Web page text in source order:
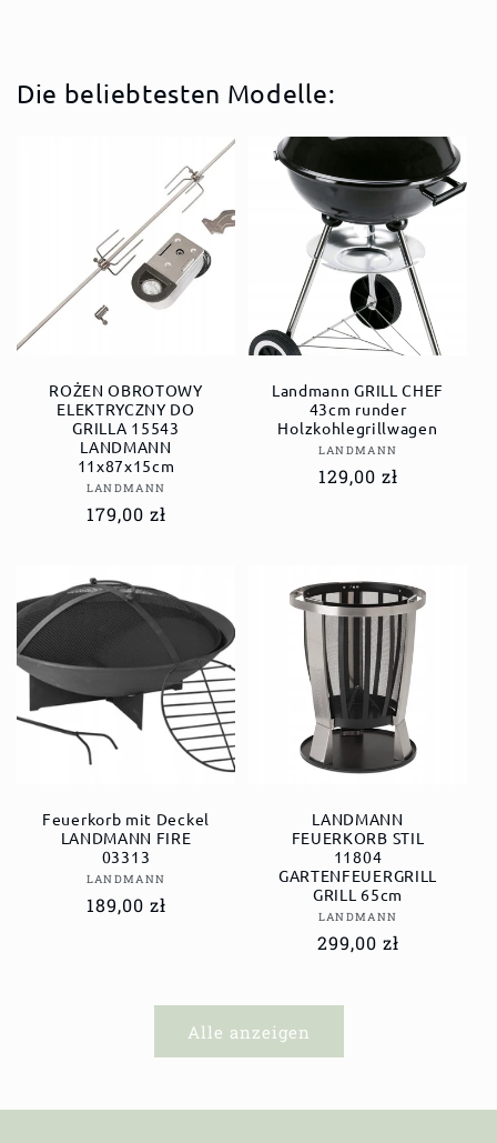
Die beliebtesten Modelle:
ROŻEN OBROTOWY
ELEKTRYCZNY DO
GRILLA 15543
LANDMANN
11x87x15cm
Anbieter:
LANDMANN
Normaler
179,00 zł
Landmann GRILL CHEF
43cm runder
Holzkohlegrillwagen
Anbieter:
LANDMANN
Normaler
129,00 zł
Feuerkorb mit Deckel
LANDMANN FIRE
03313
Anbieter:
LANDMANN
Normaler
189,00 zł
LANDMANN
FEUERKORB STIL
11804
GARTENFEUERGRILL
GRILL 65cm
Anbieter:
LANDMANN
Normaler
299,00 zł
Alle anzeigen